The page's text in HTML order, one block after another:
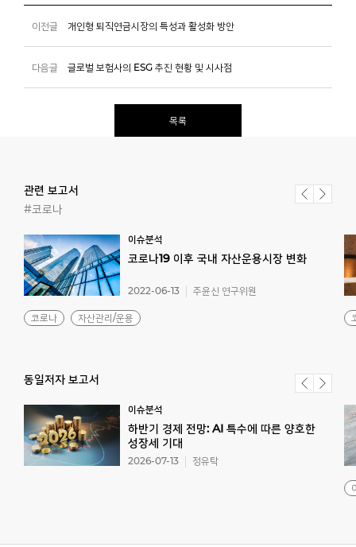
이전글 개인형 퇴직연금시장의 특성과 활성화 방안
다음글 글로벌 보험사의 ESG 추진 현황 및 시사점
목록
관련 보고서
#코로나
이슈분석
코로나19 이후 국내 자산운용시장 변화
코로나 자산관리/운용
2022-06-13 주윤신 연구위원
동일저자 보고서
이슈분석
하반기 경제 전망: AI 특수에 따른 양호한
성장세 기대
2026-07-13 정유탁